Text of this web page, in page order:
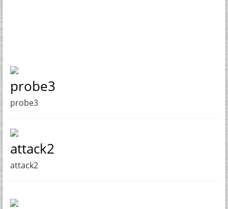
probe3
probe3
attack2
attack2